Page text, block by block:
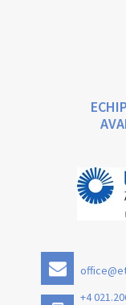
+4